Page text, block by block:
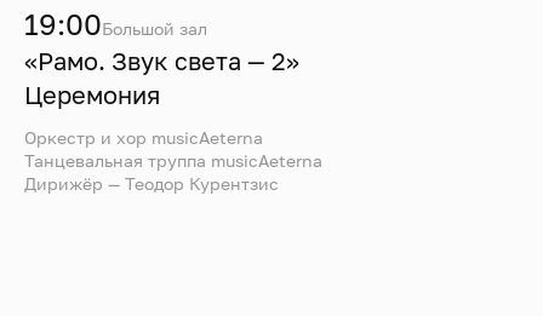
19:00Большой зал
«Рамо. Звук света — 2»
Церемония
Оркестр и хор musicAeterna
Танцевальная труппа musicAeterna
Дирижёр — Теодор Курентзис